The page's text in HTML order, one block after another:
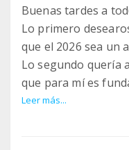
Buenas tardes a
Lo primero
que el 2026 sea un
Lo segundo quería
que para mí es
calidad de vida mejor.
El 2025, fue un
Leer más...